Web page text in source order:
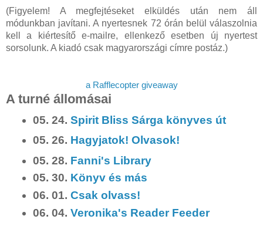
(Figyelem! A megfejtéseket elküldés után nem áll
módunkban javítani. A nyertesnek 72 órán belül válaszolnia
kell a kiértesítő e-mailre, ellenkező esetben új nyertest
sorsolunk. A kiadó csak magyarországi címre postáz.)
a Rafflecopter giveaway
A turné állomásai
05. 24.Spirit Bliss Sárga könyves út
05. 26. Hagyjatok! Olvasok!
05. 28. Fanni's Library
05. 30. Könyv és más
06. 01.Csak olvass!
06. 04.Veronika's Reader Feeder